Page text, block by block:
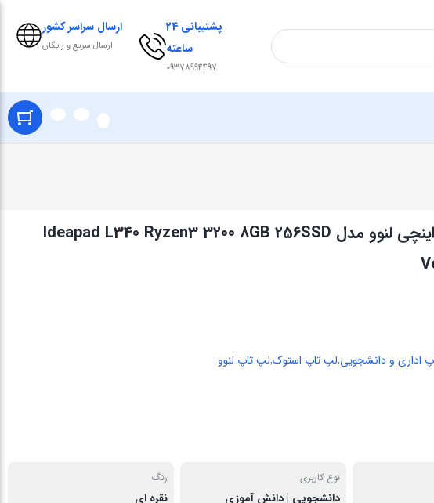
پشتیبانی 24
ساعته
09378994497
ارسال سراسر کشور
ارسال سریع و رایگان
لپ تاپ 15.6 اینچی لنوو مدل Ideapad L340 Ryzen3 3200 8GB 256SSD
اداری و دانشجویی,لپ تاپ استوک,لپ تاپ لنوو
نوع کاربری
دانشجویی | دانش آموزی
رنگ
نقره ای